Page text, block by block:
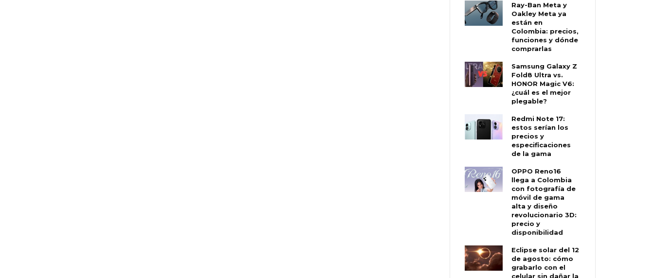
Ray-Ban Meta y
Oakley Meta ya
están en
Colombia: precios,
funciones y dónde
comprarlas
Samsung Galaxy Z
Fold8 Ultra vs.
HONOR Magic V6:
¿cuál es el mejor
plegable?
Redmi Note 17:
estos serían los
precios y
especificaciones
de la gama
OPPO Reno16
llega a Colombia
con fotografía de
móvil de gama
alta y diseño
revolucionario 3D:
precio y
disponibilidad
Eclipse solar del 12
de agosto: cómo
grabarlo con el
celular sin dañar la